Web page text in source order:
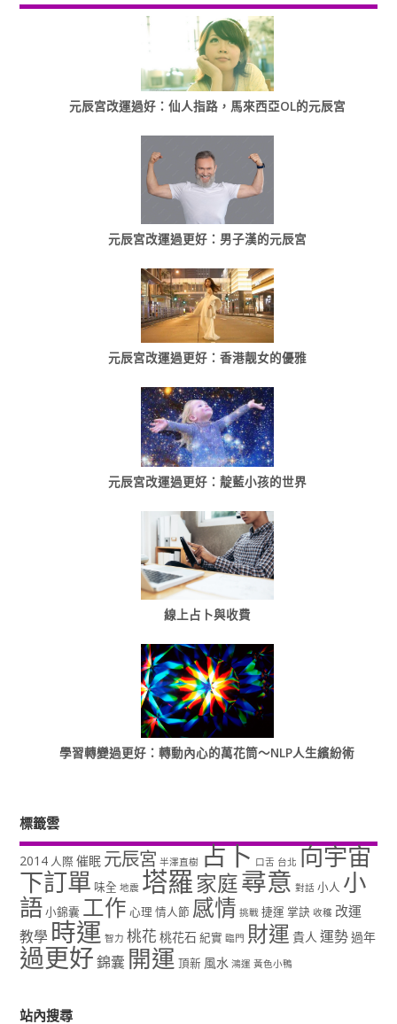
元辰宮改運過好：仙人指路，馬來西亞OL的元辰宮
元辰宮改運過更好：男子漢的元辰宮
元辰宮改運過更好：香港靓女的優雅
元辰宮改運過更好：靛藍小孩的世界
線上占卜與收費
學習轉變過更好：轉動內心的萬花筒～NLP人生繽紛術
標籤雲
2014 人際 催眠 元辰宮 半澤直樹 占卜 口舌 台北 向宇宙
下訂單 味全 地震 塔羅家庭尋意 對話 小人 小
語小錦囊 工作 心理 情人節 感情 挑戰 捷運 掌訣 收穫 改運
教學 時運 智力 桃花 桃花石 紀實 臨門 財運 貴人 運勢過年
過更好錦囊 開運 頂新 風水 鴻運 黃色小鴨
站內搜尋